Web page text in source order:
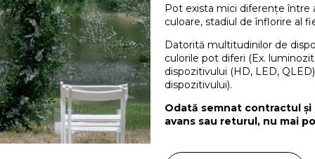
Pot exista mici diferențe între
culoare, stadiul de înflorire al
Datorită multitudinilor de
culorile pot diferi (Ex.
dispozitivului (HD, LED,
dispozitivului).
Odată semnat contractul
avans sau returul, nu mai